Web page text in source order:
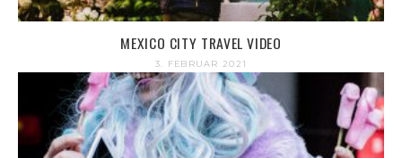
MEXICO CITY TRAVEL VIDEO
3. FEBRUAR 2021